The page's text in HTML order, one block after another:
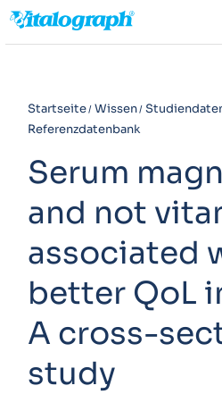
Startseite Wissen
Referenzdatenbank
Serum
and not
associated
better QoL
A cross-
study